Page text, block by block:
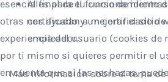
Al final de tu curso de
certificado y un certificado
empleador.
Más información sobre el tema
esenciales para el funcionamiento
otras nos ayudan a mejorar el sitio
experiencia del usuario (cookies de
por ti mismo si quieres permitir el
en cuenta que si las rechazas,